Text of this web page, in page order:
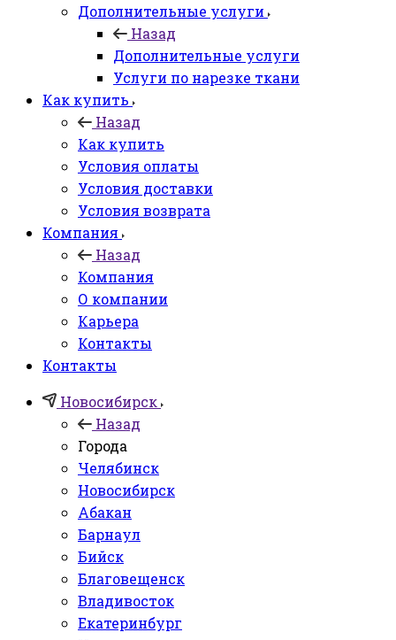
Дополнительные услуги
Назад
Дополнительные услуги
Услуги по нарезке ткани
Как купить
Назад
Как купить
Условия оплаты
Условия доставки
Условия возврата
Компания
Назад
Компания
О компании
Карьера
Контакты
Контакты
Новосибирск
Назад
Города
Челябинск
Новосибирск
Абакан
Барнаул
Бийск
Благовещенск
Владивосток
Екатеринбург